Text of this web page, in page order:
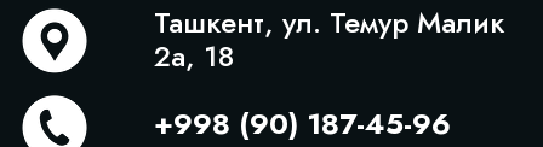
Ташкент, ул. Темур Малик
2а, 18
+998 (90) 187-45-96